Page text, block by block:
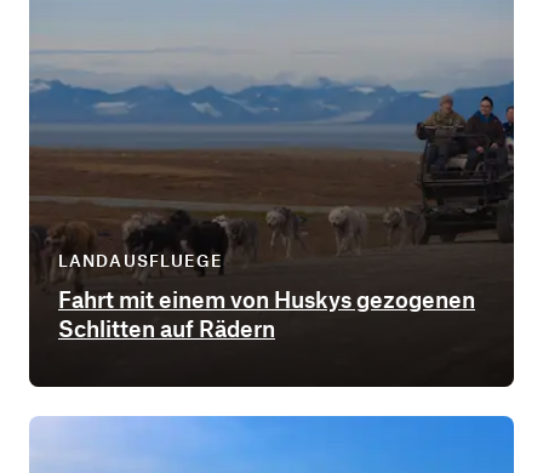
LANDAUSFLUEGE
Fahrt mit einem von Huskys gezogenen
Schlitten auf Rädern